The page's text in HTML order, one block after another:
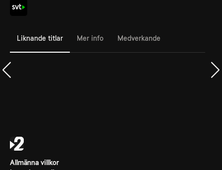
Liknande titlar Mer info Medverkande
Allmänna villkor